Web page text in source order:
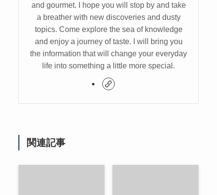
and gourmet. I hope you will stop by and take
a breather with new discoveries and dusty
topics. Come explore the sea of knowledge
and enjoy a journey of taste. I will bring you
the information that will change your everyday
life into something a little more special.
関連記事